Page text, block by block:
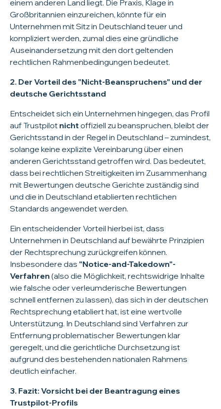
einem anderen Land liegt. Die Praxis, Klage in
Großbritannien einzureichen, könnte für ein
Unternehmen mit Sitz in Deutschland teuer und
kompliziert werden, zumal dies eine gründliche
Auseinandersetzung mit den dort geltenden
rechtlichen Rahmenbedingungen bedeutet.
2. Der Vorteil des "Nicht-Beanspruchens" und der
deutsche Gerichtsstand
Entscheidet sich ein Unternehmen hingegen, das Profil
auf Trustpilot nicht offiziell zu beanspruchen, bleibt der
Gerichtsstand in der Regel in Deutschland – zumindest,
solange keine explizite Vereinbarung über einen
anderen Gerichtsstand getroffen wird. Das bedeutet,
dass bei rechtlichen Streitigkeiten im Zusammenhang
mit Bewertungen deutsche Gerichte zuständig sind
und die in Deutschland etablierten rechtlichen
Standards angewendet werden.
Ein entscheidender Vorteil hierbei ist, dass
Unternehmen in Deutschland auf bewährte Prinzipien
der Rechtsprechung zurückgreifen können.
Insbesondere das "Notice-and-Takedown"-
Verfahren (also die Möglichkeit, rechtswidrige Inhalte
wie falsche oder verleumderische Bewertungen
schnell entfernen zu lassen), das sich in der deutschen
Rechtsprechung etabliert hat, ist eine wertvolle
Unterstützung. In Deutschland sind Verfahren zur
Entfernung problematischer Bewertungen klar
geregelt, und die gerichtliche Durchsetzung ist
aufgrund des bestehenden nationalen Rahmens
deutlich einfacher.
3. Fazit: Vorsicht bei der Beantragung eines
Trustpilot-Profils